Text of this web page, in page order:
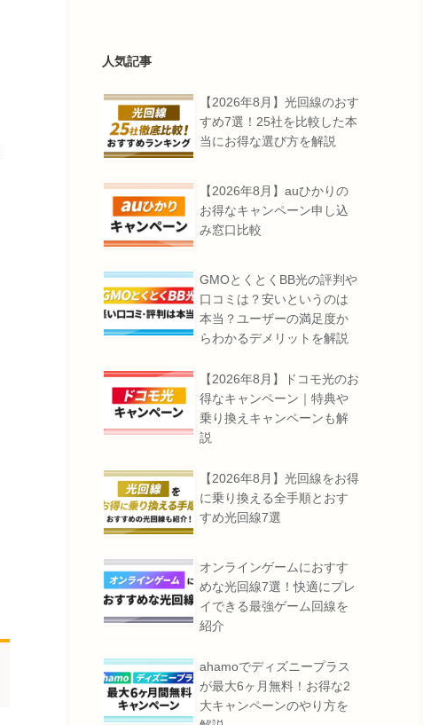
人気記事
【2026年8月】光回線のおす
すめ7選！25社を比較した本
当にお得な選び方を解説
【2026年8月】auひかりの
お得なキャンペーン申し込
み窓口比較
GMOとくとくBB光の評判や
口コミは？安いというのは
本当？ユーザーの満足度か
らわかるデメリットを解説
【2026年8月】ドコモ光のお
得なキャンペーン｜特典や
乗り換えキャンペーンも解
説
【2026年8月】光回線をお得
に乗り換える全手順とおす
すめ光回線7選
オンラインゲームにおすす
めな光回線7選！快適にプレ
イできる最強ゲーム回線を
紹介
ahamoでディズニープラス
が最大6ヶ月無料！お得な2
大キャンペーンのやり方を